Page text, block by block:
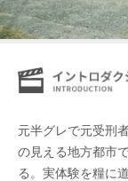
元半グレで元受刑
の見える地方都市
る。実体験を糧に